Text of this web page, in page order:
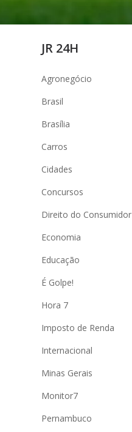
JR 24H
Agronegócio
Brasil
Brasília
Carros
Cidades
Concursos
Direito do Consumidor
Economia
Educação
É Golpe!
Hora 7
Imposto de Renda
Internacional
Minas Gerais
Monitor7
Pernambuco